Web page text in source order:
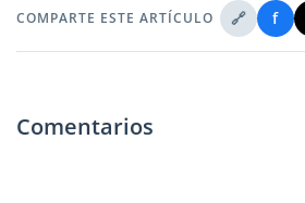
COMPARTE ESTE ARTÍCULO 🔗 f
Comentarios